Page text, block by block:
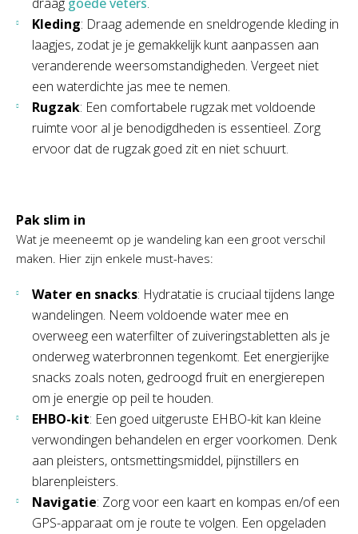
draag goede veters.
Kleding: Draag ademende en sneldrogende kleding in
laagjes, zodat je je gemakkelijk kunt aanpassen aan
veranderende weersomstandigheden. Vergeet niet
een waterdichte jas mee te nemen.
Rugzak: Een comfortabele rugzak met voldoende
ruimte voor al je benodigdheden is essentieel. Zorg
ervoor dat de rugzak goed zit en niet schuurt.
Pak slim in
Wat je meeneemt op je wandeling kan een groot verschil
maken. Hier zijn enkele must-haves:
Water en snacks: Hydratatie is cruciaal tijdens lange
wandelingen. Neem voldoende water mee en
overweeg een waterfilter of zuiveringstabletten als je
onderweg waterbronnen tegenkomt. Eet energierijke
snacks zoals noten, gedroogd fruit en energierepen
om je energie op peil te houden.
EHBO-kit: Een goed uitgeruste EHBO-kit kan kleine
verwondingen behandelen en erger voorkomen. Denk
aan pleisters, ontsmettingsmiddel, pijnstillers en
blarenpleisters.
Navigatie: Zorg voor een kaart en kompas en/of een
GPS-apparaat om je route te volgen. Een opgeladen